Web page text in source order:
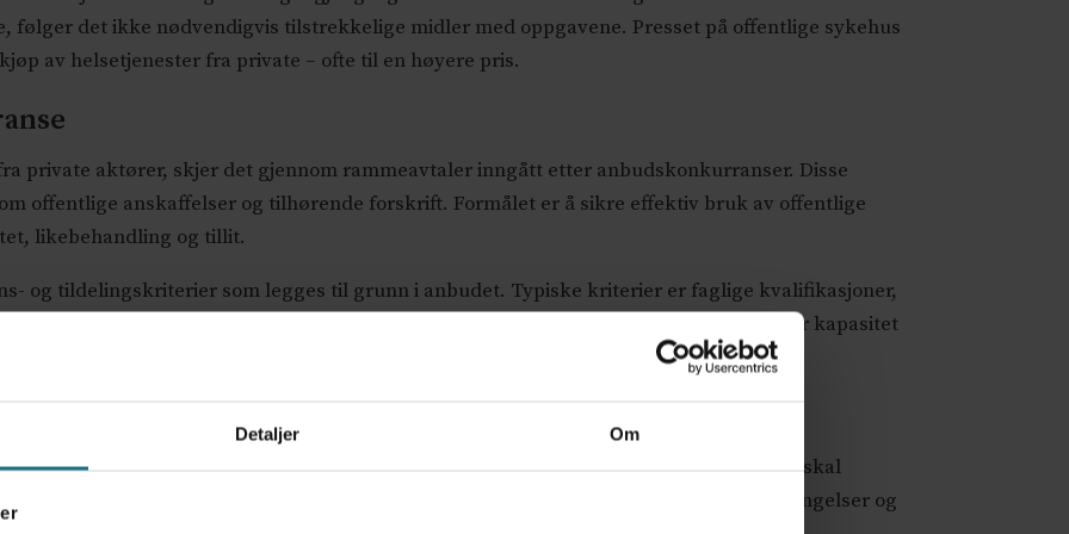
Detaljer Om
følger det ikke nødvendigvis tilstrekkelige midler med oppgavene. Presset på offentlige sykehus
av helsetjenester fra private – ofte til en høyere pris.
private aktører, skjer det gjennom rammeavtaler inngått etter anbudskonkurranser. Disse
offentlige anskaffelser og tilhørende forskrift. Formålet er å sikre effektiv bruk av offentlige
likebehandling og tillit.
og tildelingskriterier som legges til grunn i anbudet. Typiske kriterier er faglige kvalifikasjoner,
innenfor rammene av et begrenset marked – og bare blant aktører som har kapasitet
reguleres av kontrakten. I tråd med alminnelige kontraktsrettslige prinsipper skal
Den bør derfor angi hva som skal leveres, omfang og kvalitet, pris, betalingsbetingelser og